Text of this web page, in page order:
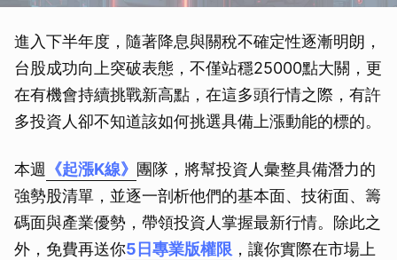
進入下半年度，隨著降息與關稅不確定性逐漸明朗，
台股成功向上突破表態，不僅站穩25000點大關，更
在有機會持續挑戰新高點，在這多頭行情之際，有許
多投資人卻不知道該如何挑選具備上漲動能的標的。
本週 《起漲K線》 團隊，將幫投資人彙整具備潛力的
強勢股清單，並逐一剖析他們的基本面、技術面、籌
碼面與產業優勢，帶領投資人掌握最新行情。除此之
外，免費再送你5日專業版權限 ，讓你實際在市場上